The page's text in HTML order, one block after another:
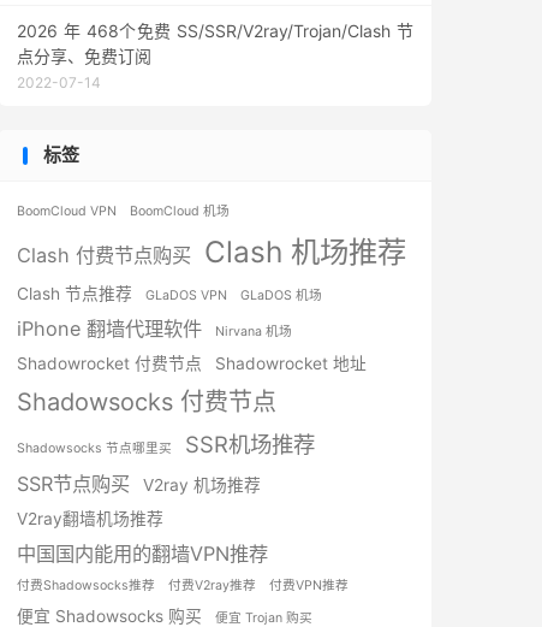
2026 年 468个免费 SS/SSR/V2ray/Trojan/Clash 节
点分享、免费订阅
2022-07-14
标签
BoomCloud VPN BoomCloud 机场
Clash 付费节点购买 Clash 机场推荐
Clash 节点推荐 GLaDOS VPN GLaDOS 机场
iPhone 翻墙代理软件 Nirvana 机场
Shadowrocket 付费节点 Shadowrocket 地址
Shadowsocks 付费节点
Shadowsocks 节点哪里买 SSR机场推荐
SSR节点购买
V2ray 机场推荐
V2ray翻墙机场推荐
中国国内能用的翻墙VPN推荐
付费Shadowsocks推荐 付费V2ray推荐 付费VPN推荐
便宜 Shadowsocks 购买 便宜 Trojan 购买